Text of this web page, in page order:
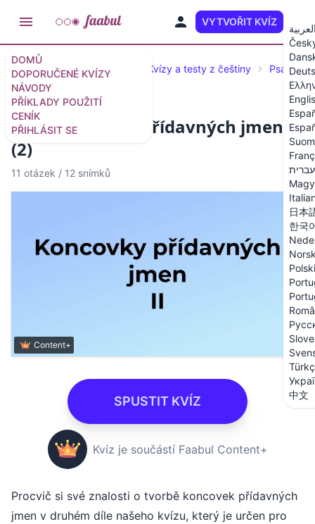
DOMŮ
DOPORUČENÉ KVÍZY
NÁVODY
PŘÍKLADY POUŽITÍ
CENÍK
PŘIHLÁSIT SE
VYTVOŘIT KVÍZ
עברית
日本
한국
Polski
中文
Doporučené kvízy a testy Kvízy a testy z češtiny Psaní i/y
Kvíz: Koncovky přídavných jmen
(2)
11 otázek / 12 snímků
Content+
SPUSTIT KVÍZ
Kvíz je součástí Faabul Content+
Procvič si své znalosti o tvorbě koncovek přídavných
jmen v druhém díle našeho kvízu, který je určen pro